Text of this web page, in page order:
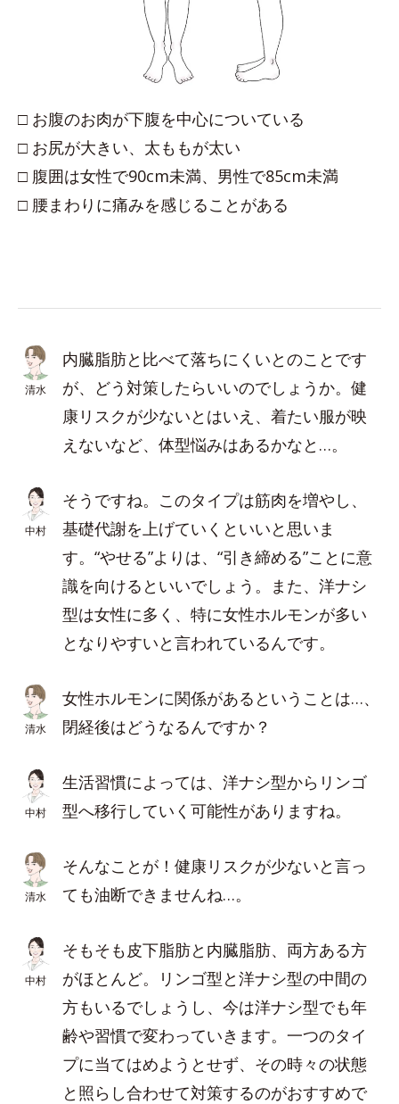
□ お腹のお肉が下腹を中心についている
□ お尻が大きい、太ももが太い
□ 腹囲は女性で90cm未満、男性で85cm未満
□ 腰まわりに痛みを感じることがある
清水
内臓脂肪と比べて落ちにくいとのことです
が、どう対策したらいいのでしょうか。健
康リスクが少ないとはいえ、着たい服が映
えないなど、体型悩みはあるかなと…。
中村
そうですね。このタイプは筋肉を増やし、
基礎代謝を上げていくといいと思いま
す。“やせる”よりは、“引き締める”ことに意
識を向けるといいでしょう。また、洋ナシ
型は女性に多く、特に女性ホルモンが多い
となりやすいと言われているんです。
清水
女性ホルモンに関係があるということは…、
閉経後はどうなるんですか？
中村
生活習慣によっては、洋ナシ型からリンゴ
型へ移行していく可能性がありますね。
清水
そんなことが！健康リスクが少ないと言っ
ても油断できませんね…。
中村
そもそも皮下脂肪と内臓脂肪、両方ある方
がほとんど。リンゴ型と洋ナシ型の中間の
方もいるでしょうし、今は洋ナシ型でも年
齢や習慣で変わっていきます。一つのタイ
プに当てはめようとせず、その時々の状態
と照らし合わせて対策するのがおすすめで